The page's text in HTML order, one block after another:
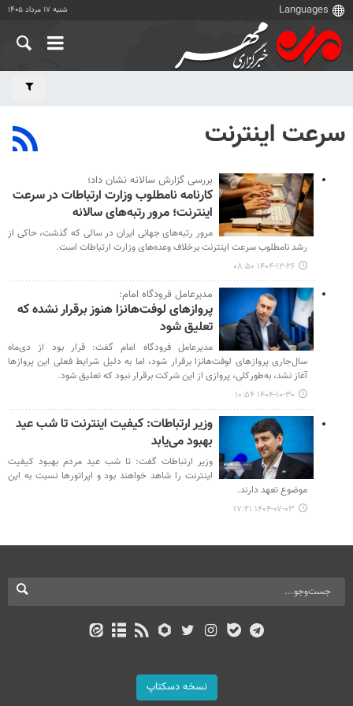
شنبه ۱۷ مرداد ۱۴۰۵
سرعت اینترنت
بررسی گزارش سالانه نشان داد؛
کارنامه نامطلوب وزارت ارتباطات در سرعت
اینترنت؛ مرور رتبه‌های سالانه
مرور رتبه‌های جهانی ایران در سالی که گذشت، حاکی از
رشد نامطلوب سرعت اینترنت برخلاف وعده‌های وزارت ارتباطات است.
۱۴۰۴-۱۲-۲۶ ۰۸:۵۰
مدیرعامل فرودگاه امام:
پروازهای لوفت‌هانزا هنوز برقرار نشده که
تعلیق شود
مدیرعامل فرودگاه امام گفت: قرار بود از دی‌ماه
سال‌جاری پروازهای لوفت‌هانزا برقرار شود، اما به دلیل شرایط فعلی این پروازها
آغاز نشد، به‌طورکلی، پروازی از این شرکت برقرار نبود که تعلیق شود.
۱۴۰۴-۱۰-۳۰ ۱۰:۵۴
وزیر ارتباطات: کیفیت اینترنت تا شب عید
بهبود می‌یابد
وزیر ارتباطات گفت: تا شب عید مردم بهبود کیفیت
اینترنت را شاهد خواهند بود و اپراتورها نسبت به این
موضوع تعهد دارند.
۱۴۰۴-۰۷-۰۳ ۱۷:۲۱
نسخه دسکتاپ